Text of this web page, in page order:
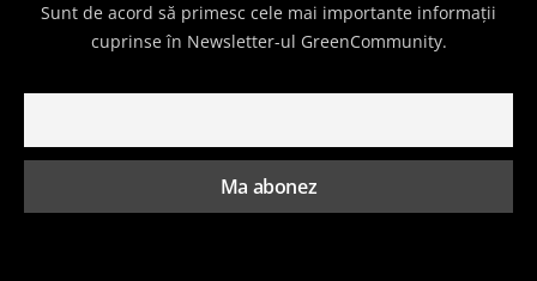
Sunt de acord să primesc cele mai importante informații
cuprinse în Newsletter-ul GreenCommunity.